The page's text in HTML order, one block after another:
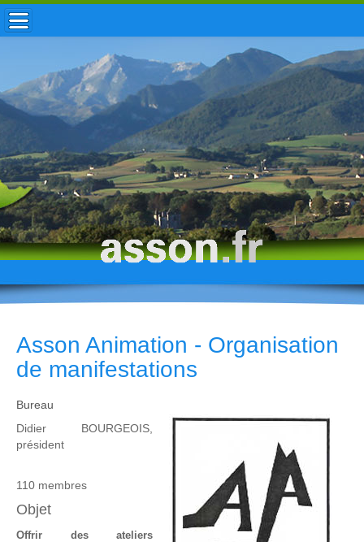
ACCUEIL / INFOS
MUNICIPALITÉ
VIE LOCALE
ENFANCE
TOURISME
HISTOIRE
Asson Animation - Organisation
de manifestations
Bureau
Didier BOURGEOIS,
président
110 membres
Objet
Offrir des ateliers